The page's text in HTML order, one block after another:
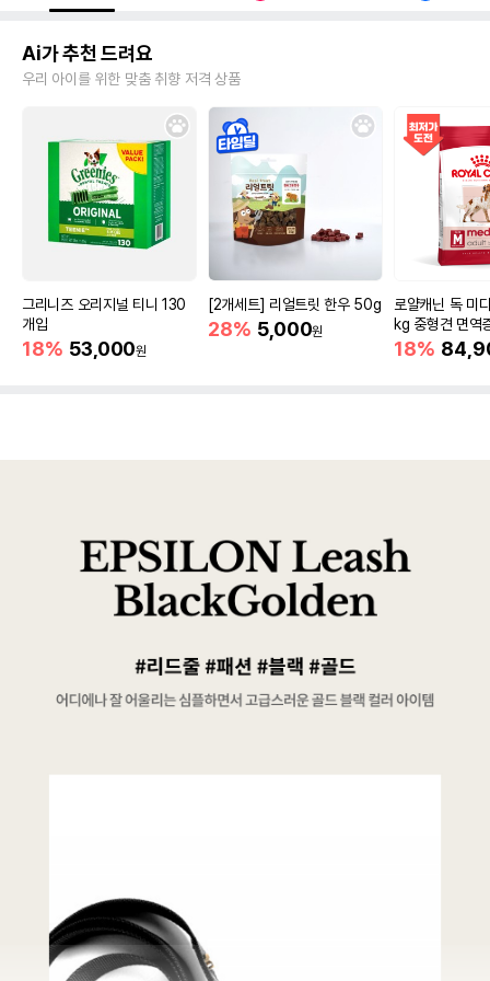
Ai가 추천 드려요
우리 아이를 위한 맞춤 취향 저격 상품
그리니즈 오리지널 티니 130
개입
18% 53,000원
[2개세트] 리얼트릿 한우 50g
28% 5,000원
로얄캐닌 독 미
kg 중형견 면역
18%